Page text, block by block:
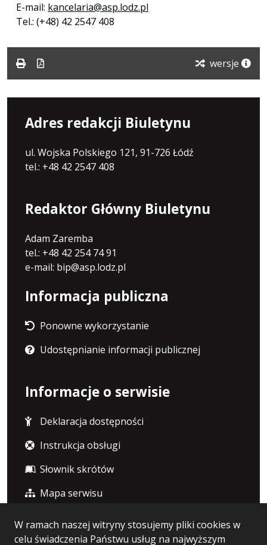
W ramach naszej witryny stosujemy pliki cookies w
celu świadczenia Państwu usług na najwyższym
E-mail: kancelaria@asp.lodz.pl
Tel.: (+48) 42 2547 408
wersje
Adres redakcji Biuletynu
ul. Wojska Polskiego 121, 91-726 Łódź
tel.: +48 42 2547 408
Redaktor Główny Biuletynu
Adam Zaremba
tel.: +48 42 254 74 91
e-mail: bip@asp.lodz.pl
Informacja publiczna
Ponowne wykorzystanie
Udostępnianie informacji publicznej
Informacje o serwisie
Deklaracja dostępności
Instrukcja obsługi
Słownik skrótów
Mapa serwisu
Statystyka i dane osobowe